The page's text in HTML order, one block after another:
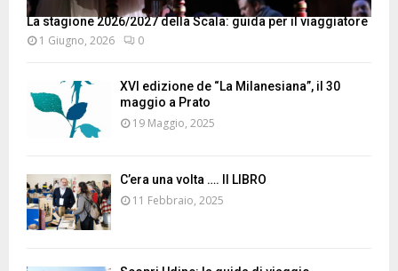
La stagione 2026/2027 della Scala: guida per il viaggiatore
1 Giugno, 2026 0
XVI edizione de “La Milanesiana”, il 30
maggio a Prato
19 Maggio, 2025
C’era una volta …. Il LIBRO
11 Febbraio, 2025